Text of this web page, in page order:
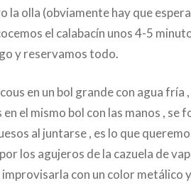
la olla (obviamente hay que
el calabacín unos 4-5
y reservamos todo.
en un bol grande con agua fría
el mismo bol con las manos , se
al juntarse , es lo que
los agujeros de la cazuela de
con un color metálico